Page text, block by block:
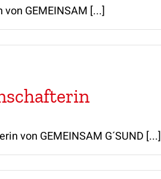
GEMEINSAM [...]
von GEMEINSAM G´SUND [...]